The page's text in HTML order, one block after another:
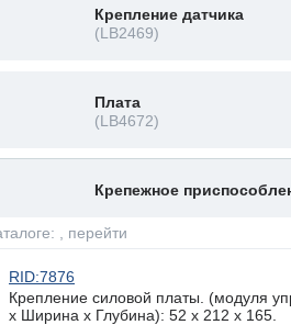
Крепление датчика
(LB2469)
Плата
(LB4672)
Крепежное
, перейти
RID:7876
Крепление силовой платы. (модуля
х Ширина х Глубина): 52 x 212 х 165.